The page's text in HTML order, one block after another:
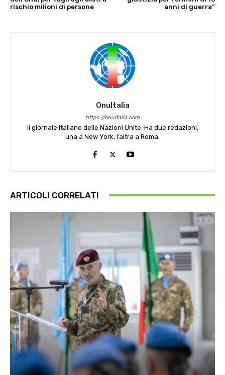
rischio milioni di persone
anni di guerra”
OnuItalia
https://onuitalia.com
Il giornale Italiano delle Nazioni Unite. Ha due redazioni,
una a New York, l’altra a Roma.
ARTICOLI CORRELATI